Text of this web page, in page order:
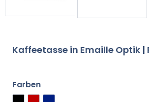
Kaffeetasse in Emaille Optik |
Farben